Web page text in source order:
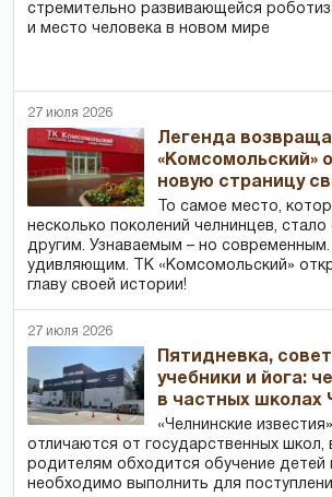
стремительно развивающейся
и место человека в новом мире
27 июля 2026
Легенда
«Комсомольский»
новую страницу
То самое место,
несколько поколений челнинцев,
другим. Узнаваемым – но
удивляющим. ТК «Комсомольский»
главу своей истории!
27 июля 2026
Пятидневка,
учебники и йога:
в частных школах
«Челнинские
отличаются от государственных школ,
родителям обходится обучение детей
необходимо выполнить для